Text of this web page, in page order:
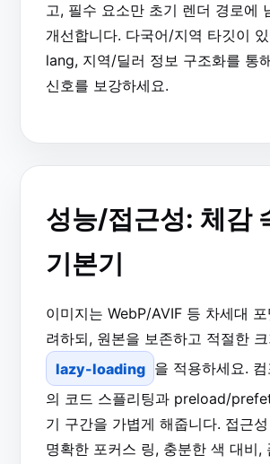
고, 필수 요소만 초기 렌더 경로에
개선합니다. 다국어/지역 타깃이
lang, 지역/딜러 정보 구조화를 통
신호를 보강하세요.
성능/접근성: 체감
기본기
이미지는 WebP/AVIF 등 차세대
려하되, 원본을 보존하고 적절한
lazy-loading 을 적용하세요.
의 코드 스플리팅과 preload/
기 구간을 가볍게 해줍니다. 접근
명확한 포커스 링, 충분한 색 대비,